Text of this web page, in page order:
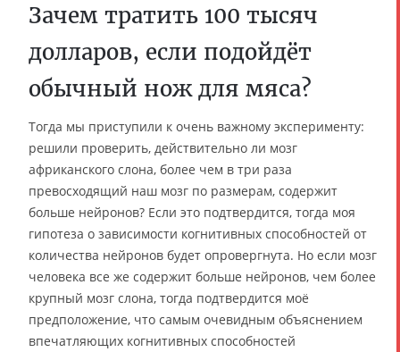
Зачем тратить 100 тысяч
долларов, если подойдёт
обычный нож для мяса?
Тогда мы приступили к очень важному эксперименту:
решили проверить, действительно ли мозг
африканского слона, более чем в три раза
превосходящий наш мозг по размерам, содержит
больше нейронов? Если это подтвердится, тогда моя
гипотеза о зависимости когнитивных способностей от
количества нейронов будет опровергнута. Но если мозг
человека все же содержит больше нейронов, чем более
крупный мозг слона, тогда подтвердится моё
предположение, что самым очевидным объяснением
впечатляющих когнитивных способностей